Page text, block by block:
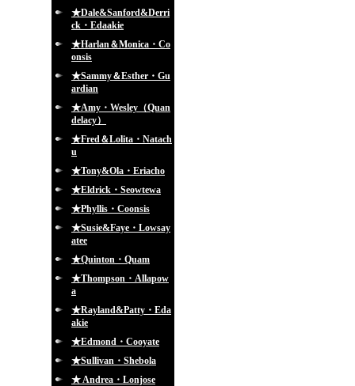
★Dale&Sanford&Derri
ck・Edaakie
★Harlan＆Monica・Co
onsis
★Sammy＆Esther・Gu
ardian
★Amy・Wesley（Quan
delacy）
★Fred＆Lolita・Natach
u
★Tony&Ola・Eriacho
★Eldrick・Seowtewa
★Phyllis・Coonsis
★Susie&Faye・Lowsay
atee
★Quinton・Quam
★Thompson・Allapow
a
★Rayland&Patty・Eda
akie
★Edmond・Cooyate
★Sullivan・Shebola
★ Andrea・Lonjose